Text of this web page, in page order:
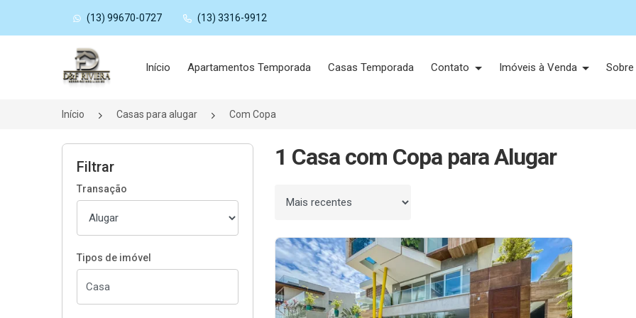
(13) 99670-0727 (13) 3316-9912
Página inicial
Início Apartamentos Temporada Casas Temporada Contato Imóveis à Venda
Início Casas para alugar Com Copa
Filtrar
Transação
Tipos de imóvel
1 Casa com Copa para Alugar
Ordenar por